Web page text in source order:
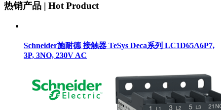
热销产品 | Hot Product
Schneider施耐德 接触器 TeSys Deca系列 LC1D65A6P7,
3P, 3NO, 230V AC